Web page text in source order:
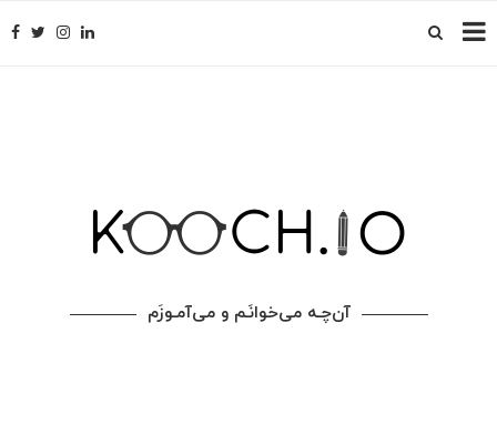
آن‌چـه می‌خوانَـم و می‌آمـوزَم